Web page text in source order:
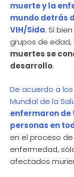
muerte y la
mundo detrás
VIH/Sida. Si
grupos de edad,
muertes se
desarrollo.
De acuerdo a
Mundial de la
enfermaron de
personas en
en el proceso
enfermedad,
afectados